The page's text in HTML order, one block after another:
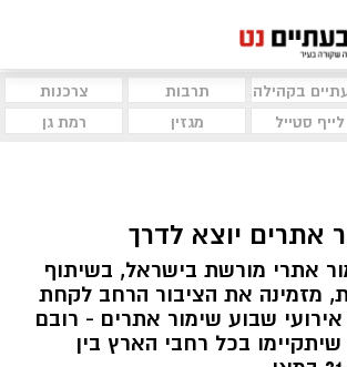
בקהילה תרבות
צרכנות
לייף סטייל מגזין רמת גן
אתרים יוצא לדרך
אתרי מורשת בישראל, בשיתוף
מזמינה את הציבור הרחב לקחת
שבוע שימור אתרים - רובם
בכל רחבי הארץ בין